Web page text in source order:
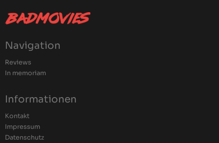
Navigation
Reviews
In memoriam
Informationen
Kontakt
Impressum
Datenschutz